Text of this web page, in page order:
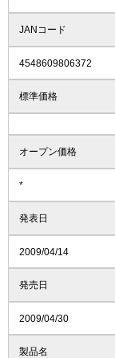
JANコード
4548609806372
標準価格
オープン価格
*
発表日
2009/04/14
発売日
2009/04/30
製品名